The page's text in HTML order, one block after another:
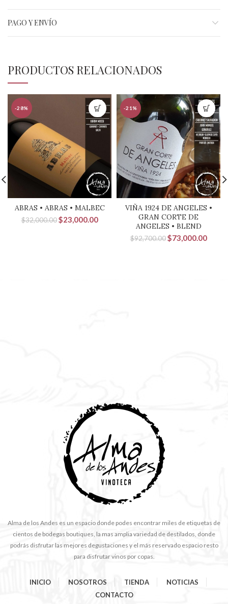
PAGO Y ENVÍO
PRODUCTOS RELACIONADOS
-28%
ABRAS • ABRAS • MALBEC
$32,000.00 El
$23,000.00El
-21%
VIÑA 1924 DE ANGELES •
GRAN CORTE DE
ANGELES • BLEND
$92,700.00 El
$73,000.00El
Alma de los Andes es un espacio donde podes encontrar miles de etiquetas de
cientos de bodegas boutiques, la mas amplia variedad de destilados, donde
podrás disfrutar las mejores degustaciones y el más reservado espacio resto
para disfrutar vinos por copas.
INICIO NOSOTROS TIENDA
NOTICIAS
CONTACTO